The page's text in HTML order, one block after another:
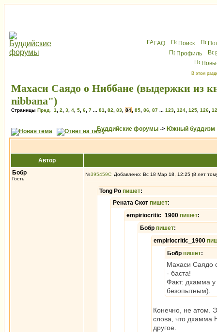
FAQ Поиск
Профиль
В этом
Махаси Саядо о Ниббане (выдержки из
nibbana")
Страницы Пред. 1 2 3 4 5 6 7 81 82 83 84 85 86 87 123 124 125 126
Буддийские форумы -> Южный буддизм
Автор
Бобр
Гость
№395459 Добавлено: Вс 18 Мар 18, 12:25 (8 лет
Tong Po пишет:
Рената Скот пишет:
empiriocritic_1900 пишет:
Бобр пишет:
empiriocritic_1900
Бобр пишет:
Махаси Саядо
- баста!
Факт: дхамма у
безопытным).
Конечно, не атом.
слова, что дхамма
другое.